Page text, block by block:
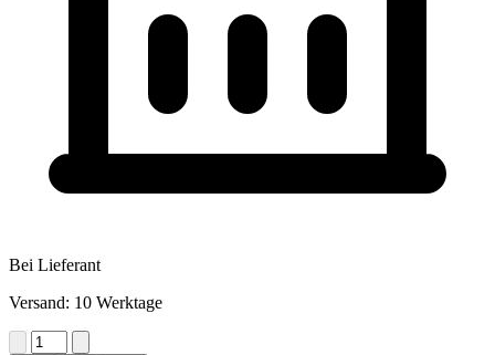
Bei Lieferant
Versand: 10 Werktage